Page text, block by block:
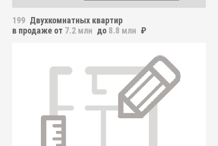
199 Двухкомнатных квартир
в продаже от 7.2 млн до 8.8 млн ₽